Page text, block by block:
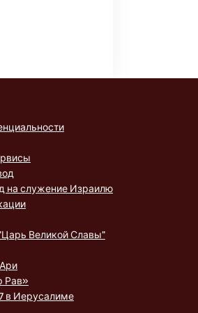
на служение Израилю
Великой Славы"
Рав»
в Иерусалиме